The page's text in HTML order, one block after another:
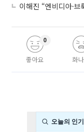
이해진 “엔비디아·
좋아요
0
화